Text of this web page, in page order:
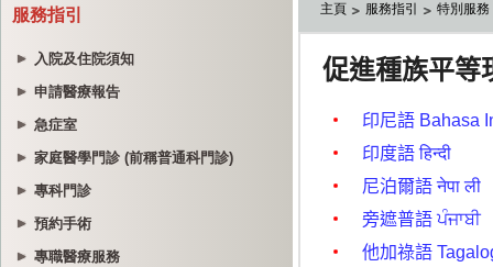
服務指引
入院及住院須知
申請醫療報告
急症室
家庭醫學門診 (前稱普通科門診)
專科門診
預約手術
專職醫療服務
主頁 服務指引 特別服務